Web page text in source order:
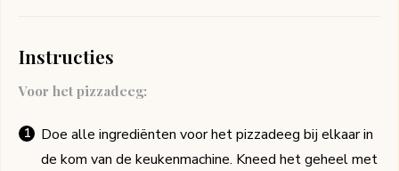
Instructies
Voor het pizzadeeg:
Doe alle ingrediënten voor het pizzadeeg bij elkaar in
de kom van de keukenmachine. Kneed het geheel met